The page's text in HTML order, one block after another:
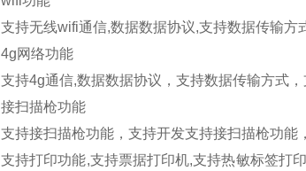
支持无线wifi通信,数据数据协议,支持数据传输方
4g网络功能
支持4g通信,数据数据协议，支持数据传输方式
接扫描枪功能
支持接扫描枪功能，支持开发支持接扫描枪功能
支持打印功能,支持票据打印机,支持热敏标签打